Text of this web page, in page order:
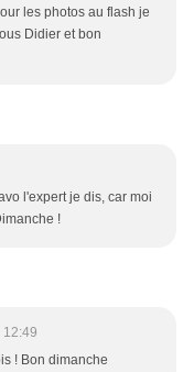
les photos au flash je
Didier et bon
l'expert je dis, car moi
!
! Bon dimanche